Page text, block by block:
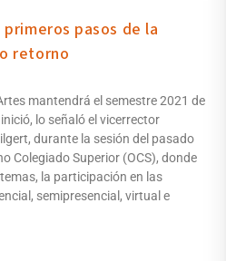
pasos de la
retorno
mantendrá el semestre 2021 de
lo señaló el vicerrector
durante la sesión del pasado
Colegiado Superior (OCS), donde
la participación en las
semipresencial, virtual e